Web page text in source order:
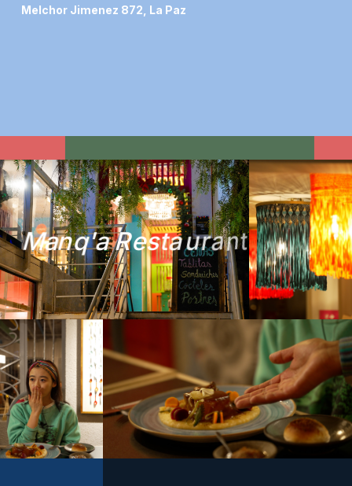
Melchor Jimenez 872, La Paz
Manq'aRestaurant